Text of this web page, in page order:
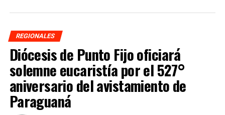
REGIONALES
Diócesis de Punto Fijo oficiará
solemne eucaristía por el 527°
aniversario del avistamiento de
Paraguaná